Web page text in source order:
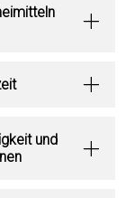
und